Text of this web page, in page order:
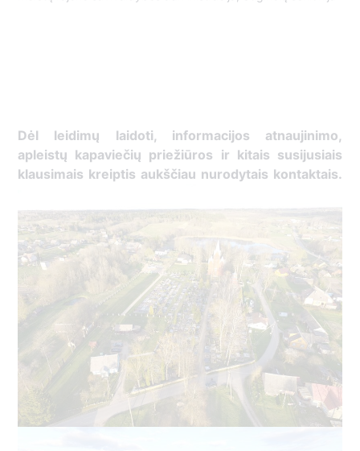
Dėl leidimų laidoti, ​informacijos atnaujinimo,
apleistų kapaviečių priežiūros ir kitais susijusiais
klausimais kreiptis ​aukščiau nurodytais kontaktais.